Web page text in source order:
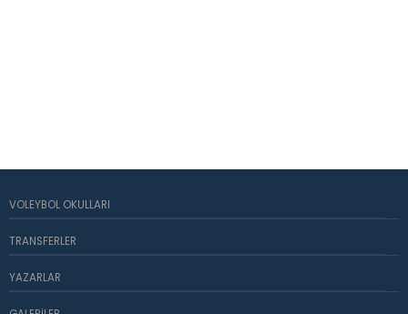
VOLEYBOL OKULLARI
TRANSFERLER
YAZARLAR